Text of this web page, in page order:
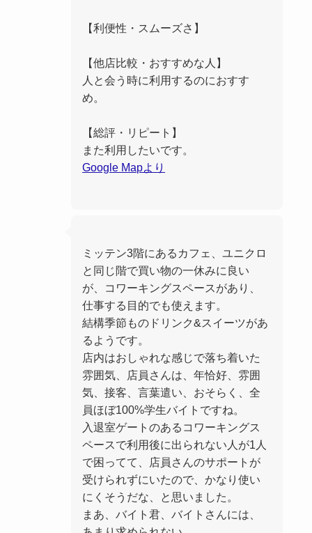
【利便性・スムーズさ】
【他店比較・おすすめな人】
人と会う時に利用するのにおすす
め。
【総評・リピート】
また利用したいです。
Google Mapより
ミッテン3階にあるカフェ、ユニクロ
と同じ階で買い物の一休みに良い
が、コワーキングスペースがあり、
仕事する目的でも使えます。
結構季節ものドリンク&スイーツがあ
るようです。
店内はおしゃれな感じで落ち着いた
雰囲気、店員さんは、年恰好、雰囲
気、接客、言葉遣い、おそらく、全
員ほぼ100%学生バイトですね。
入退室ゲートのあるコワーキングス
ペースで利用後に出られない人が1人
で困ってて、店員さんのサポートが
受けられずにいたので、かなり使い
にくそうだな、と思いました。
まあ、バイト君、バイトさんには、